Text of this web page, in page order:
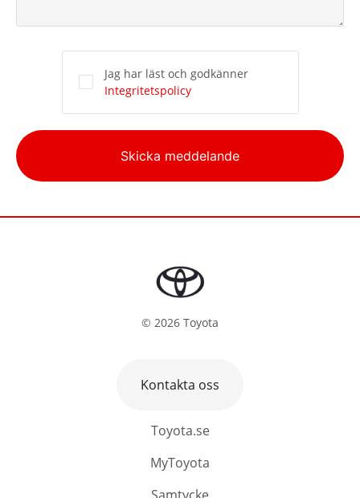
Jag har läst och godkänner
Integritetspolicy
Alternative:
Skicka meddelande
© 2026 Toyota
Toyota.se
MyToyota
Kontakta oss